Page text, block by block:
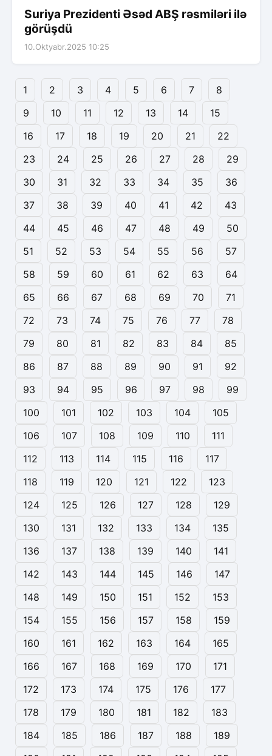
Suriya Prezidenti Əsəd ABŞ rəsmiləri ilə
görüşdü
10.Oktyabr.2025 10:25
1 2 3 4 5 6 7
8
9
10 11 12 13 14
15
16
17 18 19 20 21
22
23
24 25 26 27 28
29
30
31 32 33 34 35
36
37
38 39 40 41 42
43
44
45 46 47 48 49
50
51
52 53 54 55 56
57
58
59 60 61 62 63
64
65
66 67 68 69 70
71
72
73 74 75 76 77
78
79
80 81 82 83 84
85
86
87 88 89 90 91
92
93
94 95 96 97 98
99
100
101 102 103 104
105
106
107 108 109 110
111
112
113 114 115 116
117
118
119 120 121 122
123
124
125 126 127 128
129
130
131 132 133 134
135
136
137 138 139 140
141
142
143 144 145 146
147
148
149 150 151 152
153
154
155 156 157 158
159
160
161 162 163 164
165
166
167 168 169 170
171
172
173 174 175 176
177
178
179 180 181 182
183
184
185 186 187 188
189